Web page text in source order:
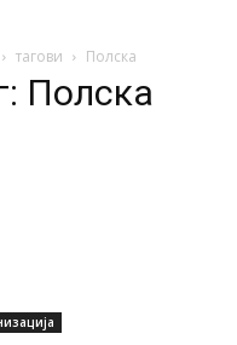
тагови Полска
Полска